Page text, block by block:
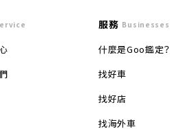
服務 Businesses
什麼是Goo鑑定？
找好車
找好店
找海外車